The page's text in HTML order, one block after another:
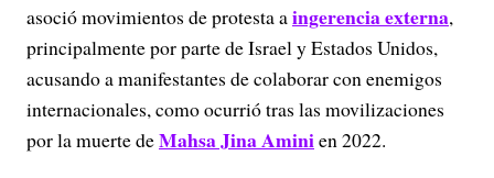
asoció movimientos de protesta aingerencia externa,
principalmente por parte de Israel y Estados Unidos,
acusando a manifestantes de colaborar con enemigos
internacionales, como ocurrió tras las movilizaciones
por la muerte deMahsa Jina Aminien 2022.